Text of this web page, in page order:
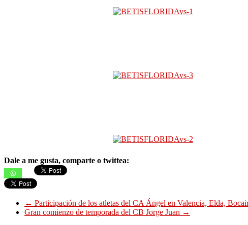
Dale a me gusta, comparte o twittea:
← Participación de los atletas del CA Ángel en Valencia, Elda,
Gran comienzo de temporada del CB Jorge Juan →